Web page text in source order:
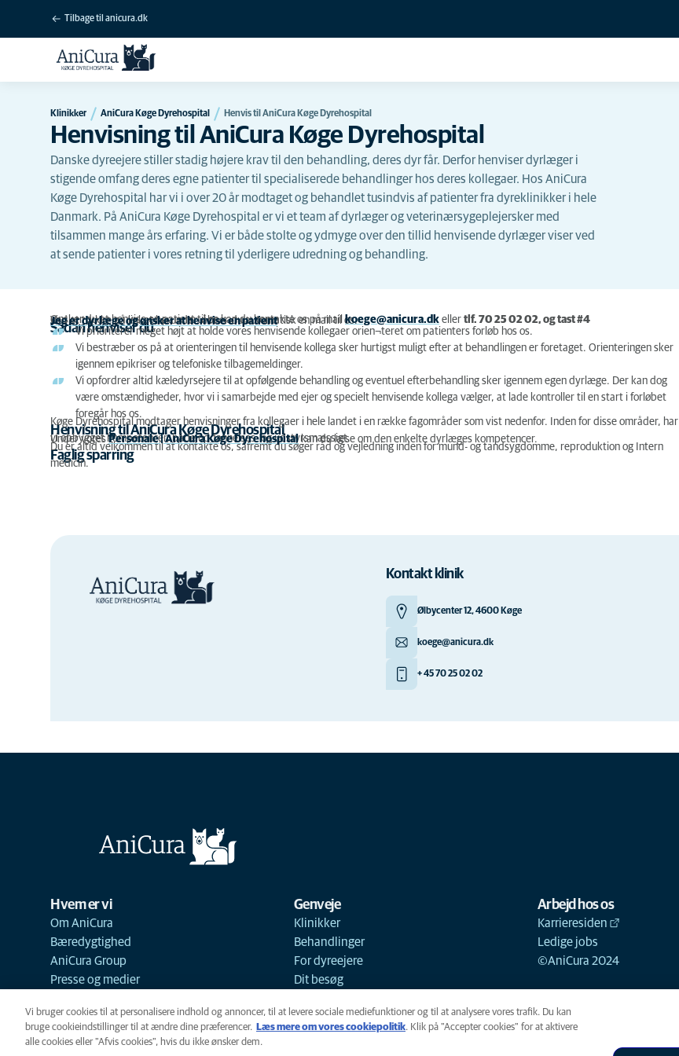
Tilbage til anicura.dk
Klinikker AniCura Køge Dyrehospital Henvis til AniCura Køge Dyrehospital
Henvisning til AniCura Køge Dyrehospital
Danske dyreejere stiller stadig højere krav til den behandling, deres dyr får. Derfor henviser dyrlæger i
stigende omfang deres egne patienter til specialiserede behandlinger hos deres kollegaer. Hos AniCura
Køge Dyrehospital har vi i over 20 år modtaget og behandlet tusindvis af patienter fra dyreklinikker i hele
Danmark. På AniCura Køge Dyrehospital er vi et team af dyrlæger og veterinærsygeplejersker med
tilsammen mange års erfaring. Vi er både stolte og ydmyge over den tillid henvisende dyrlæger viser ved
at sende patienter i vores retning til yderligere udredning og behandling.
Sådan henviser du
Ønsker du at henvise en patient til os kan du kontakte os på mailkoege@anicura.dk eller tlf. 70 25 02 02, og tast #4
Ved at trykke på linket herunder, åbner du automatisk en mail til os.
Jeg er dyrlæge og ønsker at henvise en patient
Vi prioriterer meget højt at holde vores henvisende kollegaer orien¬teret om patienters forløb hos os.
Vi bestræber os på at orienteringen til henvisende kollega sker hurtigst muligt efter at behandlingen er foretaget. Orienteringen sker
igennem epikriser og telefoniske tilbagemeldinger.
Vi opfordrer altid kæledyrsejere til at opfølgende behandling og eventuel efterbehandling sker igennem egen dyrlæge. Der kan dog
være omstændigheder, hvor vi i samarbejde med ejer og specielt henvisende kollega vælger, at lade kontroller til en start i forløbet
foregår hos os.
Henvisning til AniCura Køge Dyrehospital
Køge Dyrehospital modtager henvisninger fra kollegaer i hele landet i en række fagområder som vist nedenfor. Inden for disse områder, har
vi opbygget kompetencer, både uddannelses- og udstyrsmæssigt.
Under voresPersonale | AniCura Køge Dyrehospitalkan du læse om den enkelte dyrlæges kompetencer.
Faglig sparring
Du er altid velkommen til at kontakte os, såfremt du søger råd og vejledning inden for mund- og tandsygdomme, reproduktion og Intern
medicin.
Kontakt klinik
Ølbycenter 12, 4600 Køge
koege@anicura.dk
+ 45 70 25 02 02
Hvem er vi
Om AniCura
Bæredygtighed
AniCura Group
Presse og medier
Genveje
Klinikker
Behandlinger
For dyreejere
Dit besøg
Arbejd hos os
Karrieresiden
Ledige jobs
©AniCura 2024
Vi bruger cookies til at personalisere indhold og annoncer, til at levere sociale mediefunktioner og til at analysere vores trafik. Du kan
bruge cookieindstillinger til at ændre dine præferencer.
Læs mere om vores cookiepolitik(opens in a new tab)
. Klik på "Accepter cookies" for at aktivere
alle cookies eller "Afvis cookies", hvis du ikke ønsker dem.